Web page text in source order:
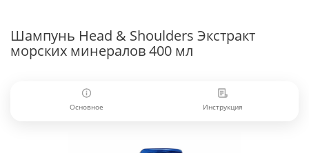
Шампунь Head & Shoulders Экстракт
морских минералов 400 мл
Основное Инструкция